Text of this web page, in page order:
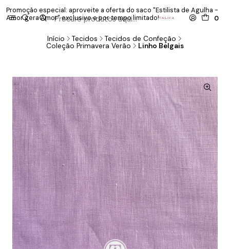
0
Promoção especial: aproveite a oferta do saco "Estilista de Agulha -
Amor gera Amor" exclusivo e por tempo limitado!
Início Tecidos
Tecidos de Confeção
Coleção Primavera Verão
Linho Belgais